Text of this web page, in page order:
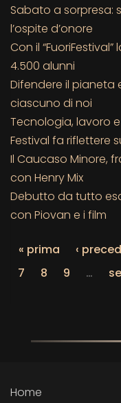
Sabato a sorpresa:
l’ospite d’onore
Con il
4.500 alunni
Difendere il pianeta
ciascuno di noi
Tecnologia, lavoro
Festival fa riflettere
Il Caucaso Minore,
con Henry Mix
Debutto da tutto
con Piovan e i film
« prima ‹
7
8 9 …
Home